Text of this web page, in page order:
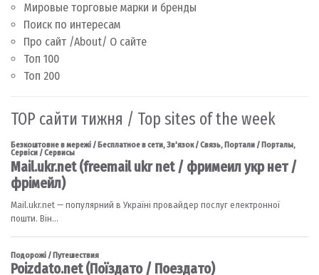
Мировые торговые марки и бренды
Поиск по интересам
Про сайт /About/ О сайте
Топ 100
Топ 200
TOP сайти тижня / Top sites of the week